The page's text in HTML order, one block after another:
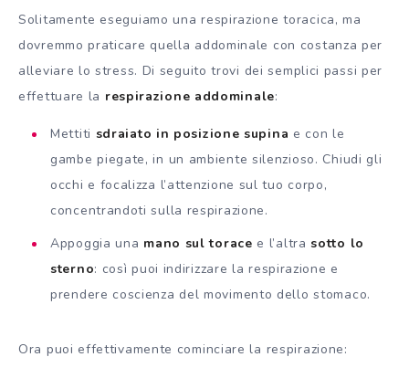
Solitamente eseguiamo una respirazione toracica, ma
dovremmo praticare quella addominale con costanza per
alleviare lo stress. Di seguito trovi dei semplici passi per
effettuare la respirazione addominale:
Mettiti sdraiato in posizione supina e con le
gambe piegate, in un ambiente silenzioso. Chiudi gli
occhi e focalizza l’attenzione sul tuo corpo,
concentrandoti sulla respirazione.
Appoggia una mano sul torace e l’altrasotto lo
sterno: così puoi indirizzare la respirazione e
prendere coscienza del movimento dello stomaco.
Ora puoi effettivamente cominciare la respirazione: